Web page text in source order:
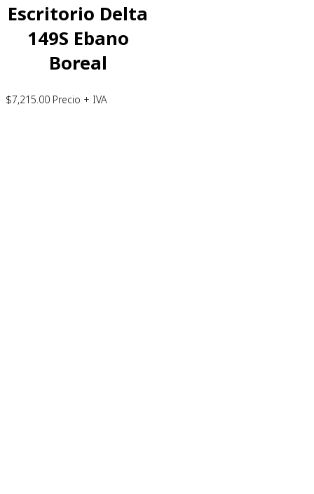
Escritorio Delta
149S Ebano
Boreal
$7,215.00 Precio + IVA